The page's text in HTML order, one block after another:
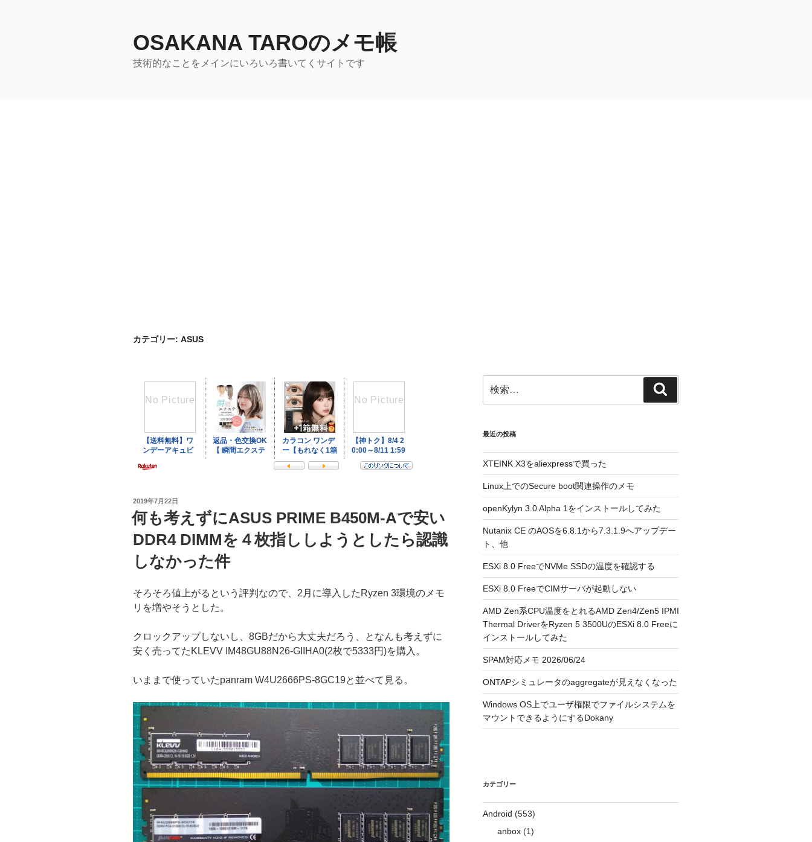
OSAKANA TAROのメモ帳
技術的なことをメインにいろいろ書いてくサイトです
カテゴリー: ASUS
投
稿
日:
2019年7月22日
何も考えずにASUS PRIME B450M-Aで安い
DDR4 DIMMを４枚指ししようとしたら認識
しなかった件
そろそろ値上がるという評判なので、2月に導入したRyzen 3環境のメモ
リを増やそうとした。
クロックアップしないし、8GBだから大丈夫だろう、となんも考えずに
安く売ってたKLEVV IM48GU88N26-GIIHA0(2枚で5333円)を購入。
いままで使っていたpanram W4U2666PS-8GC19と並べて見る。
索:
索
最近の投稿
XTEINK X3をaliexpressで買った
Linux上でのSecure boot関連操作のメモ
openKylyn 3.0 Alpha 1をインストールしてみた
Nutanix CE のAOSを6.8.1から7.3.1.9へアップデー
ト、他
ESXi 8.0 FreeでNVMe SSDの温度を確認する
ESXi 8.0 FreeでCIMサーバが起動しない
AMD Zen系CPU温度をとれるAMD Zen4/Zen5 IPMI
Thermal DriverをRyzen 5 3500UのESXi 8.0 Freeに
インストールしてみた
SPAM対応メモ 2026/06/24
ONTAPシミュレータのaggregateが見えなくなった
Windows OS上でユーザ権限でファイルシステムを
マウントできるようにするDokany
カテゴリー
Android (553)
anbox(1)